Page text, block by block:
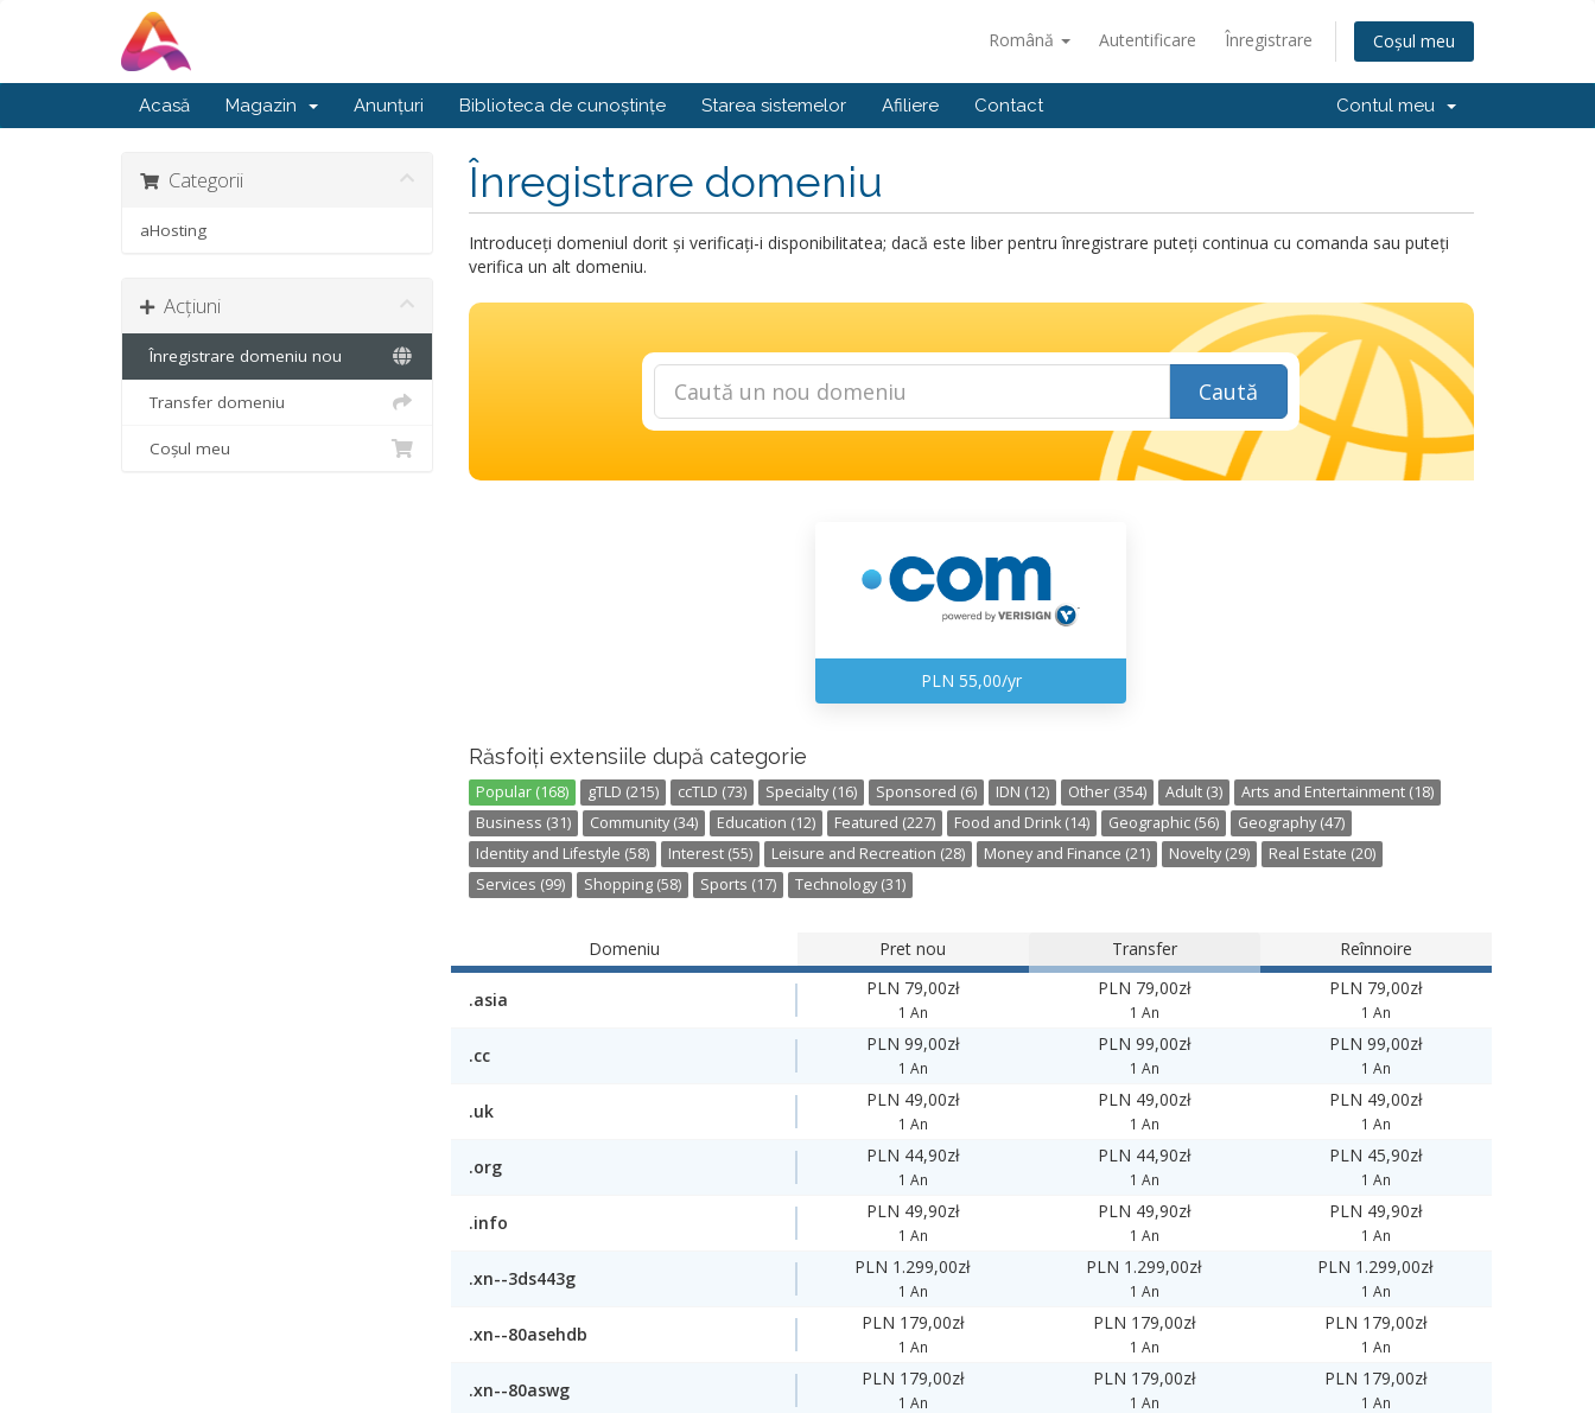
Română Autentificare Înregistrare Coșul meu
Acasă Magazin Anunțuri Biblioteca de cunoștințe Starea sistemelor Afiliere Contact Contul meu
Înregistrare domeniu
Categorii
aHosting
Acțiuni
Înregistrare domeniu nou
Transfer domeniu
Coșul meu
Introduceți domeniul dorit și verificați-i disponibilitatea; dacă este liber pentru înregistrare puteți continua cu comanda sau puteți
verifica un alt domeniu.
Caută
PLN 55,00/yr
Răsfoiți extensiile după categorie
Popular (168) gTLD (215) ccTLD (73) Specialty (16) Sponsored (6) IDN (12) Other (354) Adult (3)
Arts and Entertainment (18)
Business (31)
Community (34) Education (12) Featured (227) Food and Drink (14) Geographic (56)
Geography (47)
Identity and Lifestyle (58)
Interest (55) Leisure and Recreation (28) Money and Finance (21) Novelty (29)
Real Estate (20)
Services (99)
Shopping (58) Sports (17) Technology (31)
Domeniu Pret nou Transfer Reînnoire
.asia
PLN 79,00zł
1 An
PLN 79,00zł
1 An
PLN 79,00zł
1 An
.cc
PLN 99,00zł
1 An
PLN 99,00zł
1 An
PLN 99,00zł
1 An
.uk
PLN 49,00zł
1 An
PLN 49,00zł
1 An
PLN 49,00zł
1 An
.org
PLN 44,90zł
1 An
PLN 44,90zł
1 An
PLN 45,90zł
1 An
.info
PLN 49,90zł
1 An
PLN 49,90zł
1 An
PLN 49,90zł
1 An
.xn--3ds443g
PLN 1.299,00zł
1 An
PLN 1.299,00zł
1 An
PLN 1.299,00zł
1 An
.xn--80asehdb
PLN 179,00zł
1 An
PLN 179,00zł
1 An
PLN 179,00zł
1 An
.xn--80aswg
PLN 179,00zł
1 An
PLN 179,00zł
1 An
PLN 179,00zł
1 An